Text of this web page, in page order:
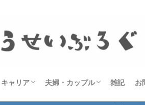
キャリア 夫婦・カップル 雑記 お